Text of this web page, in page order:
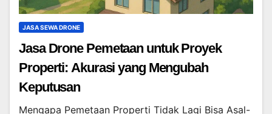
JASA SEWA DRONE
Jasa Drone Pemetaan untuk Proyek
Properti: Akurasi yang Mengubah
Keputusan
Mengapa Pemetaan Properti Tidak Lagi Bisa Asal-